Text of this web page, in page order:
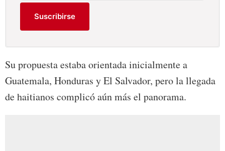
Suscribirse
Su propuesta estaba orientada inicialmente a
Guatemala, Honduras y El Salvador, pero la llegada
de haitianos complicó aún más el panorama.